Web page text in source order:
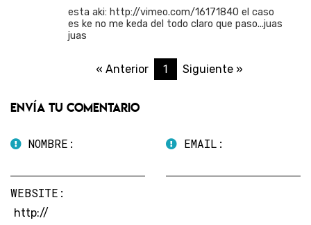
esta aki: http://vimeo.com/16171840 el caso
es ke no me keda del todo claro que paso...juas
juas
« Anterior 1 Siguiente »
Envía tu comentario
NOMBRE: EMAIL:
WEBSITE: